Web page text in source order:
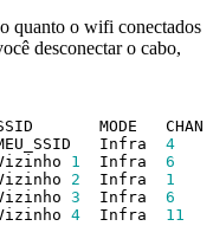
quanto o wifi conectados
desconectar o cabo,
Infra
4
1
  Infra
6
2
  Infra
1
3
  Infra
6
4
  Infra
11